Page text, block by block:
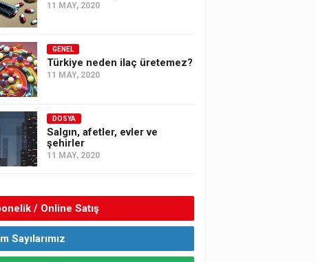
11 MAY, 2020
GENEL
Türkiye neden ilaç üretemez?
11 MAY, 2020
DOSYA
Salgın, afetler, evler ve
şehirler
11 MAY, 2020
/ Online Satış
Sayılarımız